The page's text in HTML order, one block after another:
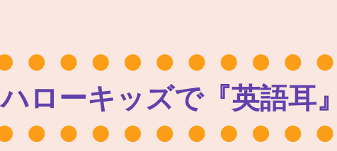
ハローキッズで『英語耳